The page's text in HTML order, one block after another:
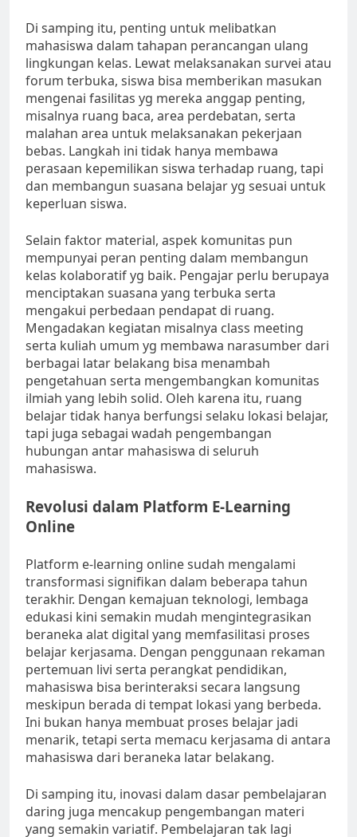
Di samping itu, penting untuk melibatkan
mahasiswa dalam tahapan perancangan ulang
lingkungan kelas. Lewat melaksanakan survei atau
forum terbuka, siswa bisa memberikan masukan
mengenai fasilitas yg mereka anggap penting,
misalnya ruang baca, area perdebatan, serta
malahan area untuk melaksanakan pekerjaan
bebas. Langkah ini tidak hanya membawa
perasaan kepemilikan siswa terhadap ruang, tapi
dan membangun suasana belajar yg sesuai untuk
keperluan siswa.
Selain faktor material, aspek komunitas pun
mempunyai peran penting dalam membangun
kelas kolaboratif yg baik. Pengajar perlu berupaya
menciptakan suasana yang terbuka serta
mengakui perbedaan pendapat di ruang.
Mengadakan kegiatan misalnya class meeting
serta kuliah umum yg membawa narasumber dari
berbagai latar belakang bisa menambah
pengetahuan serta mengembangkan komunitas
ilmiah yang lebih solid. Oleh karena itu, ruang
belajar tidak hanya berfungsi selaku lokasi belajar,
tapi juga sebagai wadah pengembangan
hubungan antar mahasiswa di seluruh
mahasiswa.
Revolusi dalam Platform E-Learning
Online
Platform e-learning online sudah mengalami
transformasi signifikan dalam beberapa tahun
terakhir. Dengan kemajuan teknologi, lembaga
edukasi kini semakin mudah mengintegrasikan
beraneka alat digital yang memfasilitasi proses
belajar kerjasama. Dengan penggunaan rekaman
pertemuan livi serta perangkat pendidikan,
mahasiswa bisa berinteraksi secara langsung
meskipun berada di tempat lokasi yang berbeda.
Ini bukan hanya membuat proses belajar jadi
menarik, tetapi serta memacu kerjasama di antara
mahasiswa dari beraneka latar belakang.
Di samping itu, inovasi dalam dasar pembelajaran
daring juga mencakup pengembangan materi
yang semakin variatif. Pembelajaran tak lagi